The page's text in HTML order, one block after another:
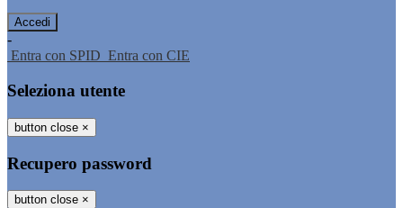
-
Entra con SPID Entra con CIE
Seleziona utente
button close ×
Recupero password
button close ×